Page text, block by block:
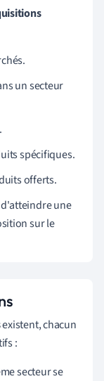
un secteur
spécifiques.
offerts.
une
sur le
existent, chacun
:
secteur se